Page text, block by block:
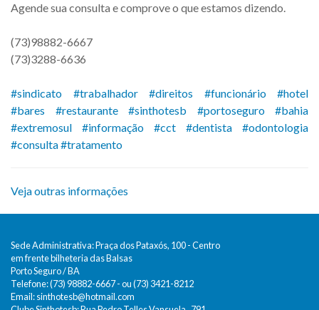
Agende sua consulta e comprove o que estamos dizendo.
(73)98882-6667
(73)3288-6636
#sindicato #trabalhador #direitos #funcionário
#hotel
#bares
#restaurante #sinthotesb #portoseguro
#bahia
#extremosul
#informação #cct #dentista
#odontologia
#consulta#tratamento
Veja outras informações
Sede Administrativa: Praça dos Pataxós, 100 - Centro
em frente bilheteria das Balsas
Porto Seguro / BA
Telefone: (73) 98882-6667 - ou (73) 3421-8212
Email:sinthotesb@hotmail.com